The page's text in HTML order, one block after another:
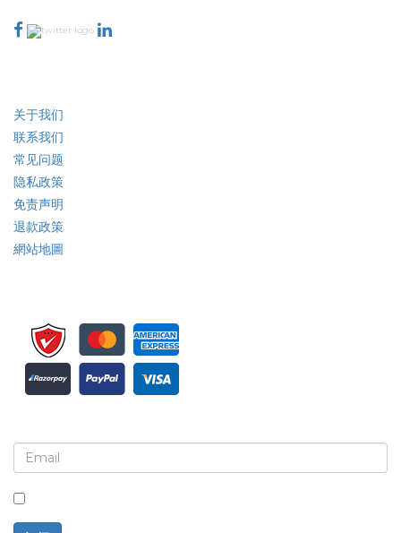
关于我们
联系我们
常见问题
隐私政策
免责声明
退款政策
網站地圖